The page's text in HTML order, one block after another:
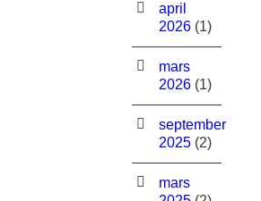
april
2026 (1)
mars
2026 (1)
september
2025 (2)
mars